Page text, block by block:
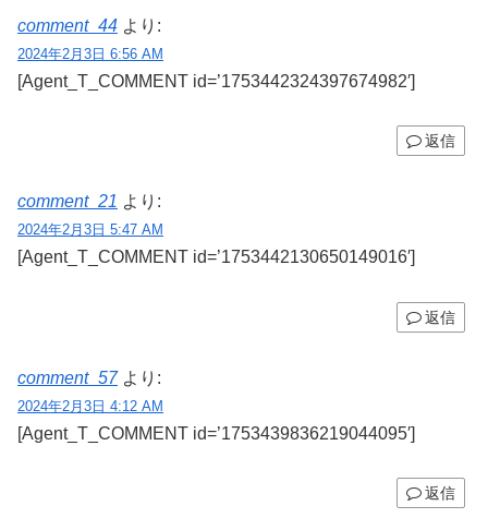
comment_44 より:
2024年2月3日 6:56 AM
[Agent_T_COMMENT id=’1753442324397674982′]
返信
comment_21 より:
2024年2月3日 5:47 AM
[Agent_T_COMMENT id=’1753442130650149016′]
返信
comment_57 より:
2024年2月3日 4:12 AM
[Agent_T_COMMENT id=’1753439836219044095′]
返信